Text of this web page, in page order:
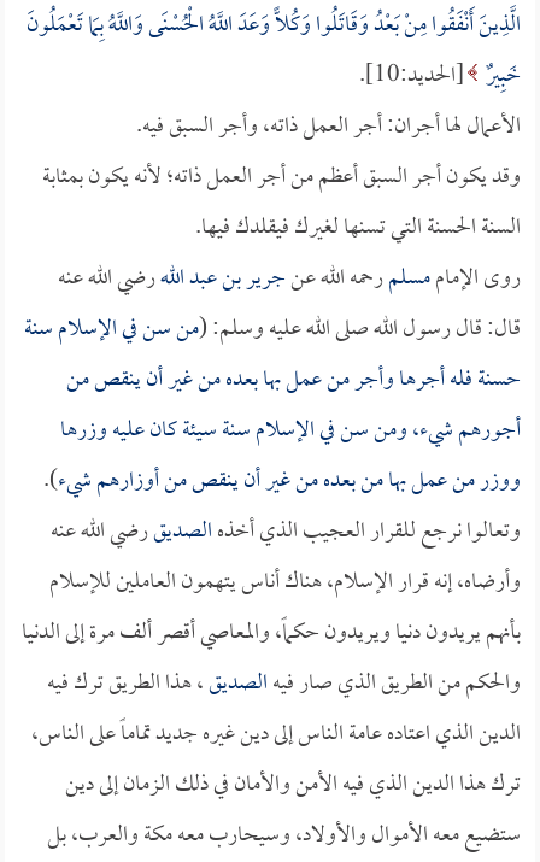
الَّذِينَ أَنْفَقُوا مِنْ بَعْدُ وَقَاتَلُوا وَكُلًّا وَعَدَ اللَّهُ الْحُسْنَى وَاللَّهُ بِمَا تَعْمَلُونَ
خَبِيرٌ [الحديد:10].
الأعمال لها أجران: أجر العمل ذاته، وأجر السبق فيه.
وقد يكون أجر السبق أعظم من أجر العمل ذاته؛ لأنه يكون بمثابة
السنة الحسنة التي تسنها لغيرك فيقلدك فيها.
روى الإماممسلمرحمه الله عنجرير بن عبد اللهرضي الله عنه
قال: قال رسول الله صلى الله عليه وسلم: (من سن في الإسلام سنة
حسنة فله أجرها وأجر من عمل بها بعده من غير أن ينقص من
أجورهم شيء، ومن سن في الإسلام سنة سيئة كان عليه وزرها
ووزر من عمل بها من بعده من غير أن ينقص من أوزارهم شيء).
وتعالوا نرجع للقرار العجيب الذي أخذهالصديقرضي الله عنه
وأرضاه، إنه قرار الإسلام، هناك أناس يتهمون العاملين للإسلام
بأنهم يريدون دنيا ويريدون حكماً، والمعاصي أقصر ألف مرة إلى الدنيا
والحكم من الطريق الذي صار فيهالصديق، هذا الطريق ترك فيه
الدين الذي اعتاده عامة الناس إلى دين غيره جديد تماماً على الناس،
ترك هذا الدين الذي فيه الأمن والأمان في ذلك الزمان إلى دين
ستضيع معه الأموال والأولاد، وسيحارب معه مكة والعرب، بل